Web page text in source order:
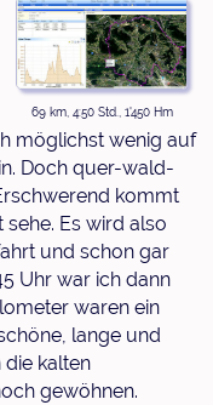
69 km, 4:50 Std., 1'450 Hm
möglichst wenig auf
Doch quer-wald-
kommt
Es wird also
und schon gar
Uhr war ich dann
waren ein
lange und
die kalten
gewöhnen.